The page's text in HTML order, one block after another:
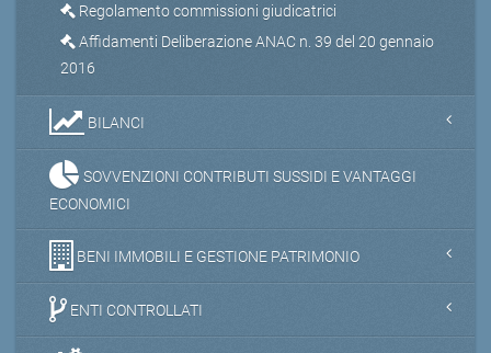
Regolamento commissioni giudicatrici
Affidamenti Deliberazione ANAC n. 39 del 20 gennaio
2016
BILANCI
SOVVENZIONI CONTRIBUTI SUSSIDI E VANTAGGI
ECONOMICI
BENI IMMOBILI E GESTIONE PATRIMONIO
ENTI CONTROLLATI